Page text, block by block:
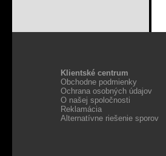
Klientské centrum
Obchodne podmienky
Ochrana osobných údajov
O našej spoločnosti
Reklamácia
Alternatívne riešenie sporov